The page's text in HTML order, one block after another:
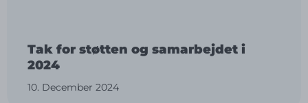
Tak for støtten og samarbejdet i
2024
10. December 2024